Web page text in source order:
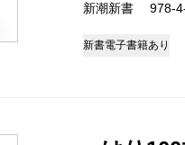
新潮新書 978-
新書電子書籍あり